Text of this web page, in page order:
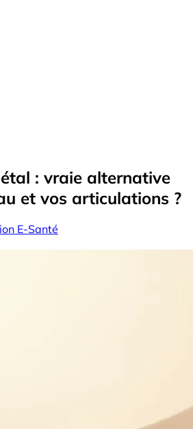
: vraie alternative
et vos articulations ?
E-Santé